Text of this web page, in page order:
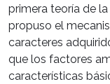
primera teoría de
propuso el
caracteres
que los factores
características